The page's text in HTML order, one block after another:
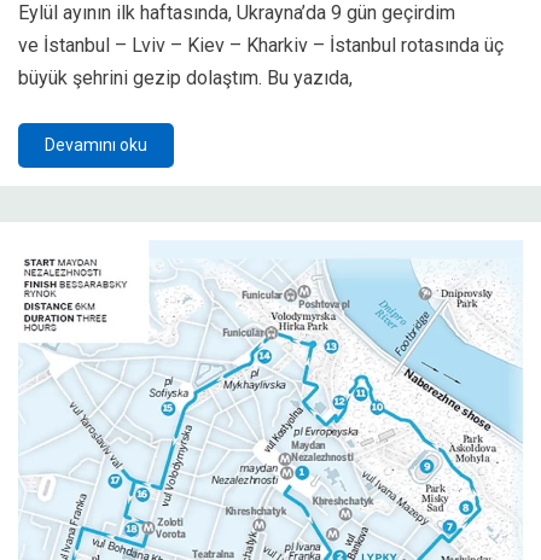
Eylül ayının ilk haftasında, Ukrayna’da 9 gün geçirdim
ve İstanbul – Lviv – Kiev – Kharkiv – İstanbul rotasında üç
büyük şehrini gezip dolaştım. Bu yazıda,
Devamını oku